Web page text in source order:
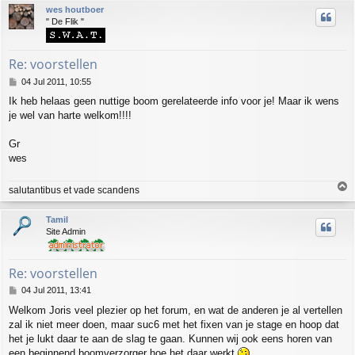
wes houtboer
" De Flik "
Re: voorstellen
P
s
t
04 Jul 2011, 10:55
Ik heb helaas geen nuttige boom gerelateerde info voor je! Maar ik wens
je wel van harte welkom!!!!
Gr
wes
salutantibus et vade scandens
p
Tamil
Site Admin
Re: voorstellen
P
s
t
04 Jul 2011, 13:41
Welkom Joris veel plezier op het forum, en wat de anderen je al vertellen
zal ik niet meer doen, maar suc6 met het fixen van je stage en hoop dat
het je lukt daar te aan de slag te gaan. Kunnen wij ook eens horen van